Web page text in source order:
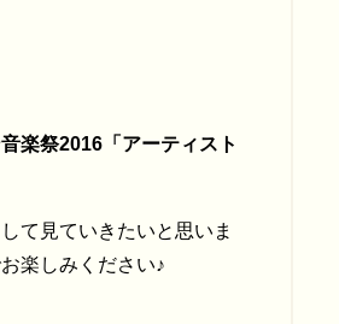
楽祭2016「アーティスト
て見ていきたいと思いま
楽しみください♪